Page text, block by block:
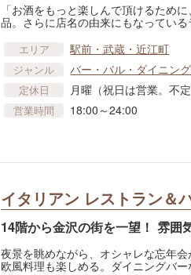
「お酒をもっと楽しんで頂けるため
品。さらに店名の由来にもなってい
エリア 駅前・武蔵・近江町
ジャンル バー・バル・ダイニン
定休日 月曜（祝日は営業。不定
営業時間 18:00～24:00
イタリアン レストラン＆
14階から金沢の街を一望！ 雰囲
夜景を眺めながら、オシャレな忘年
欧風料理も楽しめる。ダイニングバ